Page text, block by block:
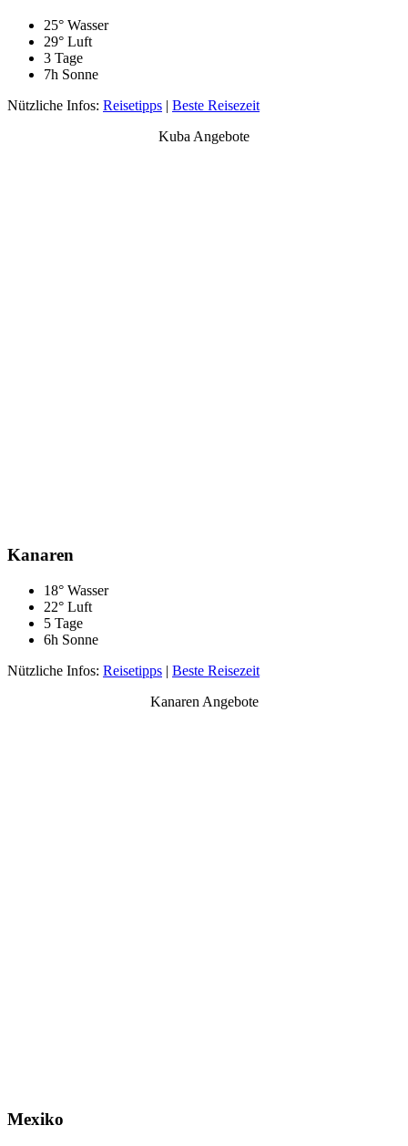
25° Wasser
29° Luft
3 Tage
7h Sonne
Nützliche Infos: Reisetipps | Beste Reisezeit
Kuba Angebote
Kanaren
18° Wasser
22° Luft
5 Tage
6h Sonne
Nützliche Infos: Reisetipps | Beste Reisezeit
Kanaren Angebote
Mexiko